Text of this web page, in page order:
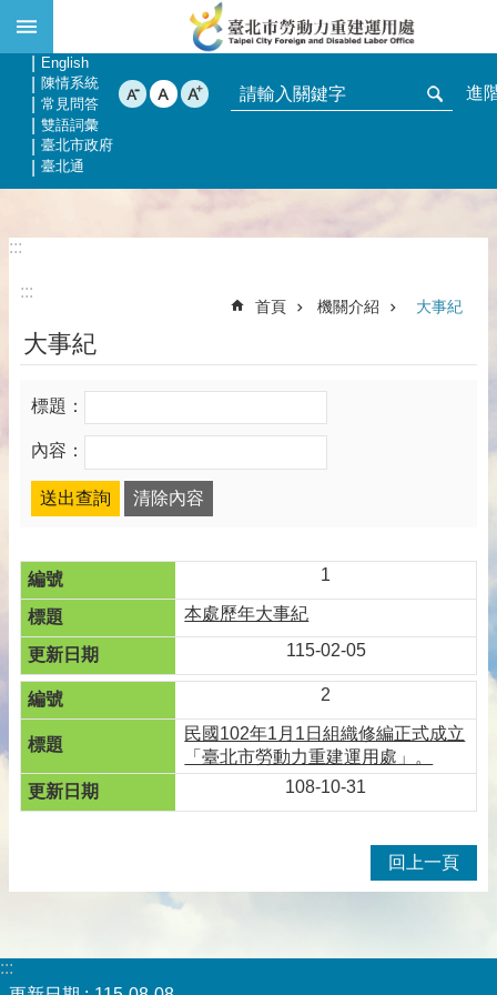
跳到主要內容區塊
網站導覽
English
陳情系統
常見問答
雙語詞彙
臺北市政府
臺北通
進
:::
:::
首頁 機關介紹 大事紀
大事紀
標題：
內容：
1
本處歷年大事紀
115-02-05
2
民國102年1月1日組織修編正式成立
「臺北市勞動力重建運用處」。
108-10-31
回上一頁
:::